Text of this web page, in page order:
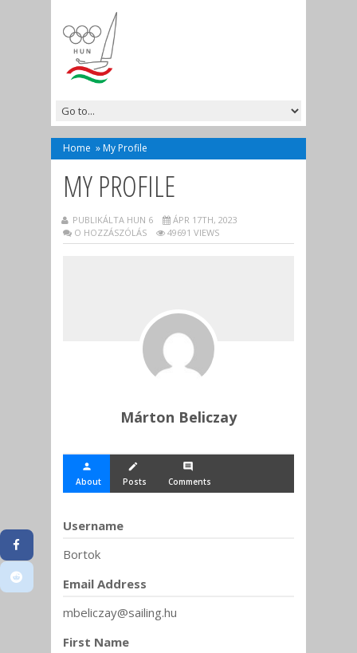
Home » My Profile
MY PROFILE
PUBLIKÁLTA HUN 6
ÁPR 17TH, 2023
O HOZZÁSZÓLÁS
49691 VIEWS
Márton Beliczay
person
About
create
Posts
comment
Comments
Username
Bortok
Email Address
mbeliczay@sailing.hu
First Name